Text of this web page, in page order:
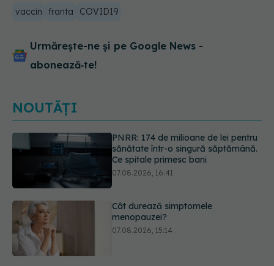
vaccin franta COVID19
Urmărește-ne și pe Google News -
abonează‑te!
NOUTĂȚI
Cât durează simptomele
menopauzei?
07.08.2026, 15:14
Ți-ai mărit buzele? Cele 4 greșeli
care pot strica rezultatul după